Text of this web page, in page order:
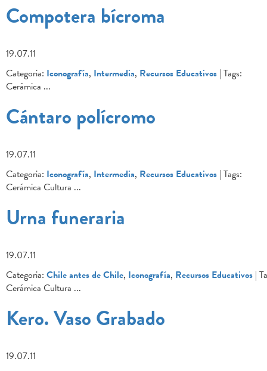
Compotera bícroma
19.07.11
Categoria: Iconografía, Intermedia, Recursos Educativos | Tags:
Cerámica ...
Cántaro polícromo
19.07.11
Categoria: Iconografía, Intermedia, Recursos Educativos | Tags:
Cerámica Cultura ...
Urna funeraria
19.07.11
Categoria: Chile antes de Chile, Iconografía, Recursos Educativos |
Cerámica Cultura ...
Kero. Vaso Grabado
19.07.11